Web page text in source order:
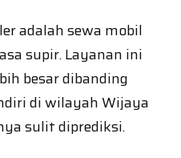
adalah sewa mobil
supir. Layanan ini
besar dibanding
di wilayah Wijaya
sulit diprediksi.